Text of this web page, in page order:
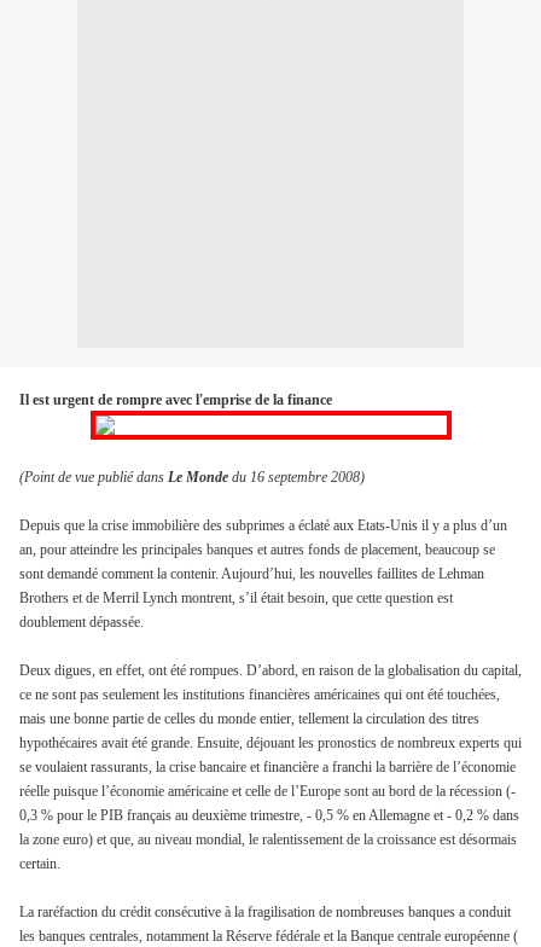
Il est urgent de rompre avec l'emprise de la finance
(Point de vue publié dans Le Monde du 16 septembre 2008)
Depuis que la crise immobilière des subprimes a éclaté aux Etats-Unis il y a plus d’un
an, pour atteindre les principales banques et autres fonds de placement, beaucoup se
sont demandé comment la contenir. Aujourd’hui, les nouvelles faillites de Lehman
Brothers et de Merril Lynch montrent, s’il était besoin, que cette question est
doublement dépassée.
Deux digues, en effet, ont été rompues. D’abord, en raison de la globalisation du capital,
ce ne sont pas seulement les institutions financières américaines qui ont été touchées,
mais une bonne partie de celles du monde entier, tellement la circulation des titres
hypothécaires avait été grande. Ensuite, déjouant les pronostics de nombreux experts qui
se voulaient rassurants, la crise bancaire et financière a franchi la barrière de l’économie
réelle puisque l’économie américaine et celle de l’Europe sont au bord de la récession (-
0,3 % pour le PIB français au deuxième trimestre, - 0,5 % en Allemagne et - 0,2 % dans
la zone euro) et que, au niveau mondial, le ralentissement de la croissance est désormais
certain.
La raréfaction du crédit consécutive à la fragilisation de nombreuses banques a conduit
les banques centrales, notamment la Réserve fédérale et la Banque centrale européenne (